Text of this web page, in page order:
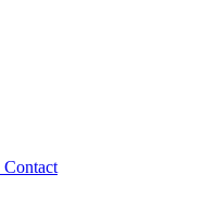
Contact